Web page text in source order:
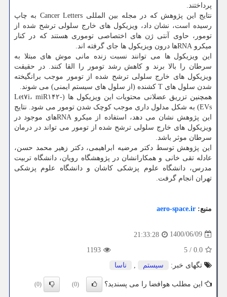
پرداختند.
نتایج این پژوهش که در مجله بین المللی Cancer Letters به چاپ
رسیده است، نشان داد، ویزیکول های خارج سلولی ترشح شده از
تومور، حاوی آنتی ژن های اختصاصی توموری هستند که در کنار
میکرو RNAها درون ویزیکول ها جای گرفته اند.
این ویزیکول ها می توانند نسبت زنده مانی موش های مبتلا به
سرطان را بالا برند و کاهش رشد تومور را القا کنند. در حقیقت
ویزیکول های خارج سلولی ترشح شده از تومور موجب برانگیخته
شدن سلول های T کشنده (از سلول های سیستم ایمنی) می شوند.
همچنین تزریق عضلانی محتویات این ویزیکول ها (Let۷i، miR۱۴۲-
EVs) به شکل مدلول داری موجب کوچک شدن تومور می شود. نتایج
این پژوهش نشان می دهد، استفاده از میکرو RNAهای موجود در
ویزیکول های خارج سلولی ترشح شده از تومور می تواند در درمان
سرطان موثر باشد.
این پژوهش توسط دکتر مرضیه ابراهیمی، دکتر زهیر محمد حسن،
عادله تقی خانی و همکارانشان در پژوهشگاه رویان، دانشگاه تربیت
مدرس، دانشگاه علوم پزشکی کاشان و دانشگاه علوم پزشکی
تهران انجام گرفت.
منبع: aero-space.ir
1400/06/09
21:33:28
0.0
/
5
1193
تگهای خبر:
سیستم , ناسا
این مطلب هوافضا را می پسندید؟ (0)
(0)